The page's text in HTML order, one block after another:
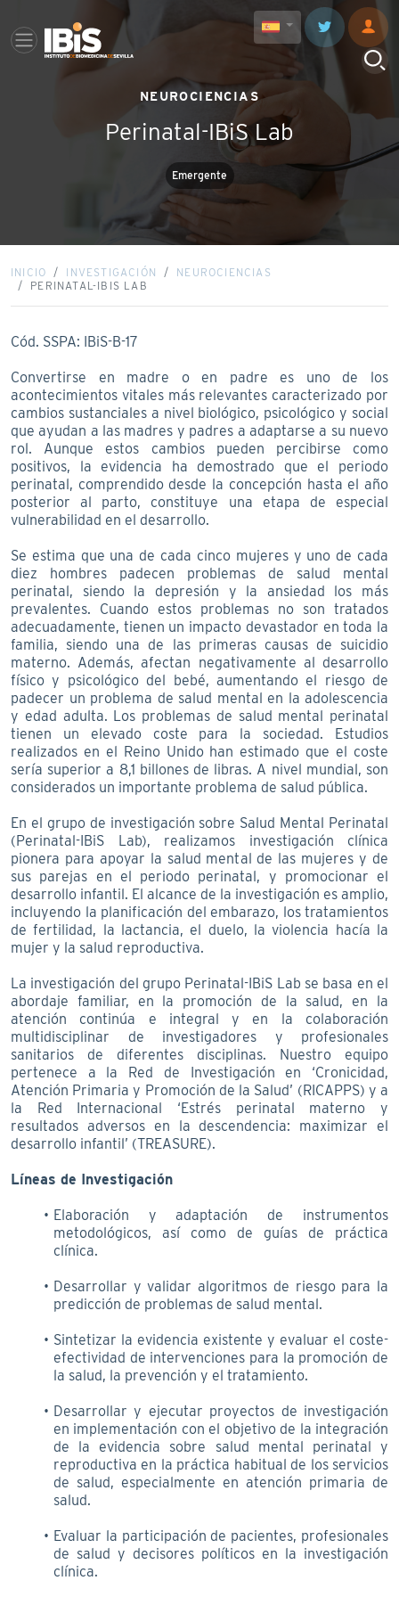
NEUROCIENCIAS
Perinatal-IBiS Lab
Emergente
INICIO INVESTIGACIÓN
NEUROCIENCIAS
PERINATAL-IBIS LAB
Cód. SSPA: IBiS-B-17
Convertirse en madre o en padre es uno de los
acontecimientos vitales más relevantes caracterizado por
cambios sustanciales a nivel biológico, psicológico y social
que ayudan a las madres y padres a adaptarse a su nuevo
rol. Aunque estos cambios pueden percibirse como
positivos, la evidencia ha demostrado que el periodo
perinatal, comprendido desde la concepción hasta el año
posterior al parto, constituye una etapa de especial
vulnerabilidad en el desarrollo.
Se estima que una de cada cinco mujeres y uno de cada
diez hombres padecen problemas de salud mental
perinatal, siendo la depresión y la ansiedad los más
prevalentes. Cuando estos problemas no son tratados
adecuadamente, tienen un impacto devastador en toda la
familia, siendo una de las primeras causas de suicidio
materno. Además, afectan negativamente al desarrollo
físico y psicológico del bebé, aumentando el riesgo de
padecer un problema de salud mental en la adolescencia
y edad adulta. Los problemas de salud mental perinatal
tienen un elevado coste para la sociedad. Estudios
realizados en el Reino Unido han estimado que el coste
sería superior a 8,1 billones de libras. A nivel mundial, son
considerados un importante problema de salud pública.
En el grupo de investigación sobre Salud Mental Perinatal
(Perinatal-IBiS Lab), realizamos investigación clínica
pionera para apoyar la salud mental de las mujeres y de
sus parejas en el periodo perinatal, y promocionar el
desarrollo infantil. El alcance de la investigación es amplio,
incluyendo la planificación del embarazo, los tratamientos
de fertilidad, la lactancia, el duelo, la violencia hacía la
mujer y la salud reproductiva.
La investigación del grupo Perinatal-IBiS Lab se basa en el
abordaje familiar, en la promoción de la salud, en la
atención continúa e integral y en la colaboración
multidisciplinar de investigadores y profesionales
sanitarios de diferentes disciplinas. Nuestro equipo
pertenece a la Red de Investigación en ‘Cronicidad,
Atención Primaria y Promoción de la Salud’ (RICAPPS) y a
la Red Internacional ‘Estrés perinatal materno y
resultados adversos en la descendencia: maximizar el
desarrollo infantil’ (TREASURE).
Líneas de Investigación
Elaboración y adaptación de instrumentos
metodológicos, así como de guías de práctica
clínica.
Desarrollar y validar algoritmos de riesgo para la
predicción de problemas de salud mental.
Sintetizar la evidencia existente y evaluar el coste-
efectividad de intervenciones para la promoción de
la salud, la prevención y el tratamiento.
Desarrollar y ejecutar proyectos de investigación
en implementación con el objetivo de la integración
de la evidencia sobre salud mental perinatal y
reproductiva en la práctica habitual de los servicios
de salud, especialmente en atención primaria de
salud.
Evaluar la participación de pacientes, profesionales
de salud y decisores políticos en la investigación
clínica.